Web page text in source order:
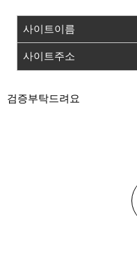
사이트이름
사이트주소
검증부탁드려요